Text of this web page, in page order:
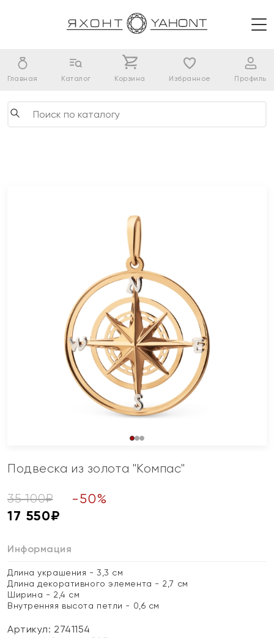
Главная Каталог Корзина Избранное Профиль
Подвеска из золота "Компас"
35 100₽ -50%
17 550₽
Информация
Длина украшения - 3,3 см
Длина декоративного элемента - 2,7 см
Ширина - 2,4 см
Внутренняя высота петли - 0,6 см
Артикул: 2741154